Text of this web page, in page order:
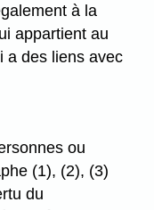
à la
appartient au
a des liens avec
ou
(1), (2), (3)
du